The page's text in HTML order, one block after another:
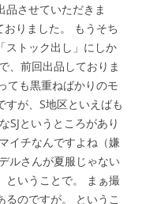
品させていただきま
りました。 もうそち
ストック出し」にしか
、前回出品しておりま
ても黒重ねばかりのモ
が、S地区といえばも
SJというところがあり
イチなんですよね（嫌
ルさんが夏服じゃない
ということで。 まぁ撮
のですが。 というこ